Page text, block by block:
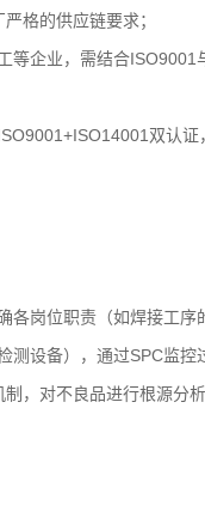
严格的供应链要求；
等企业，需结合
双认
各岗位职责（如焊接工序
测设备），通过SPC监
，对不良品进行根源分